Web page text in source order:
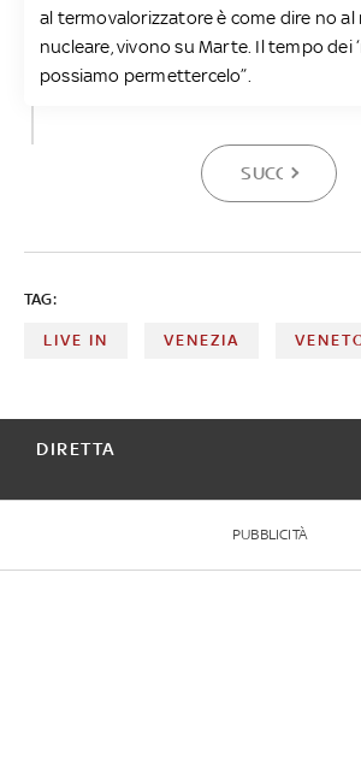
al termovalorizzatore è come dire no
nucleare, vivono su Marte. Il tempo dei
possiamo permettercelo”.
SUCCESSIVA
TAG:
LIVE IN VENEZIA
DIRETTA
PUBBLICITÀ